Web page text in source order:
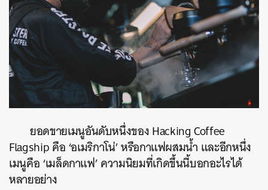
ยอดขายเมนูอันดับหนึ่งของ Hacking Coffee
Flagship คือ ‘อเมริกาโน่’ หรือกาแฟผสมน้ำ และอีกหนึ่ง
เมนูคือ ‘เมล็ดกาแฟ’ ความนิยมที่เกิดขึ้นนี้บอกอะไรได้
หลายอย่าง